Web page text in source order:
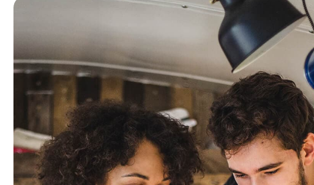
Norton
Norton
Norton
Alle